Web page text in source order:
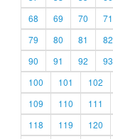
68
69 70 71
79
80 81 82
90
91 92 93
100
101 102
109
110 111
118
119 120